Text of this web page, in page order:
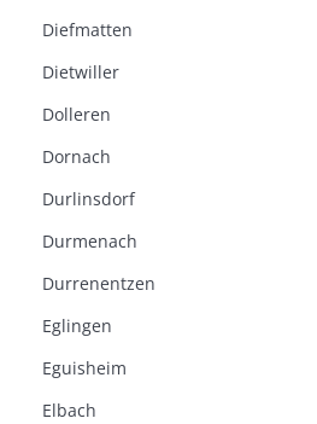
Diefmatten
Dietwiller
Dolleren
Dornach
Durlinsdorf
Durmenach
Durrenentzen
Eglingen
Eguisheim
Elbach